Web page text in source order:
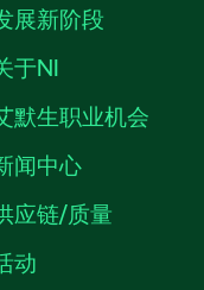
展新阶段
于NI
默生职业机会
闻中心
应链/质量
动